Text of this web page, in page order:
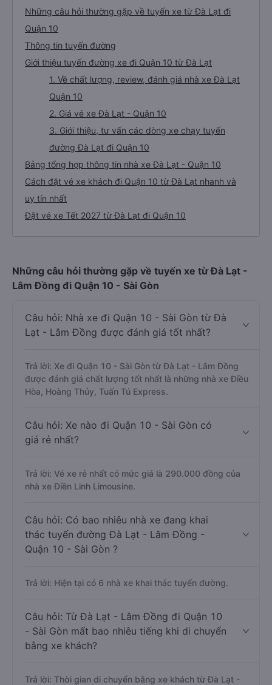
Những câu hỏi thường gặp về tuyến xe từ Đà Lạt đi
Quận 10
Thông tin tuyến đường
Giới thiệu tuyến đường xe đi Quận 10 từ Đà Lạt
1. Về chất lượng, review, đánh giá nhà xe Đà Lạt
Quận 10
2. Giá vé xe Đà Lạt - Quận 10
3. Giới thiệu, tư vấn các dòng xe chạy tuyến
đường Đà Lạt đi Quận 10
Bảng tổng hợp thông tin nhà xe Đà Lạt - Quận 10
Cách đặt vé xe khách đi Quận 10 từ Đà Lạt nhanh và
uy tín nhất
Đặt vé xe Tết 2027 từ Đà Lạt đi Quận 10
Những câu hỏi thường gặp về tuyến xe từ Đà Lạt -
Lâm Đồng đi Quận 10 - Sài Gòn
Câu hỏi: Nhà xe đi Quận 10 - Sài Gòn từ Đà
Lạt - Lâm Đồng được đánh giá tốt nhất?
Trả lời: Xe đi Quận 10 - Sài Gòn từ Đà Lạt - Lâm Đồng
được đánh giá chất lượng tốt nhất là những nhà xe Điều
Hòa, Hoàng Thủy, Tuấn Tú Express.
Câu hỏi: Xe nào đi Quận 10 - Sài Gòn có
giá rẻ nhất?
Trả lời: Vé xe rẻ nhất có mức giá là 290.000 đồng của
nhà xe Điền Linh Limousine.
Câu hỏi: Có bao nhiêu nhà xe đang khai
thác tuyến đường Đà Lạt - Lâm Đồng -
Quận 10 - Sài Gòn ?
Trả lời: Hiện tại có 6 nhà xe khai thác tuyến đường.
Câu hỏi: Từ Đà Lạt - Lâm Đồng đi Quận 10
- Sài Gòn mất bao nhiêu tiếng khi di chuyển
bằng xe khách?
Trả lời: Thời gian di chuyển bằng xe khách từ Đà Lạt -